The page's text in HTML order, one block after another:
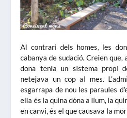
Al contrari dels homes, les
cabanya de sudació. Creien que,
dona tenia un sistema propi
netejava un cop al mes.
esgarrapa de nou les paraules
ella és la quina dóna a llum, la
en canvi, és el que causava la